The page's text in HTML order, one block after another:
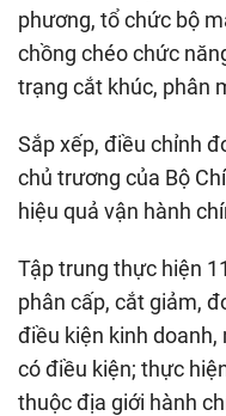
phương, tổ chức bộ
chồng chéo chức
trạng cắt khúc, phân
Sắp xếp, điều chỉnh
chủ trương của Bộ
hiệu quả vận hành
Tập trung thực hiện
phân cấp, cắt giảm,
điều kiện kinh
có điều kiện; thực
thuộc địa giới hành